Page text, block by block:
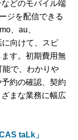
どのモバイル端
ジを配信できる
、au、
向けて、スピ
す。初期費用無
で、わかりや
約の確認、契約
まな業務に幅広
taLk」